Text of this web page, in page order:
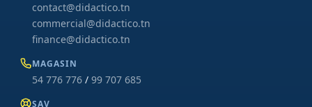
contact@didactico.tn
commercial@didactico.tn
finance@didactico.tn
MAGASIN
54 776 776 / 99 707 685
SAV